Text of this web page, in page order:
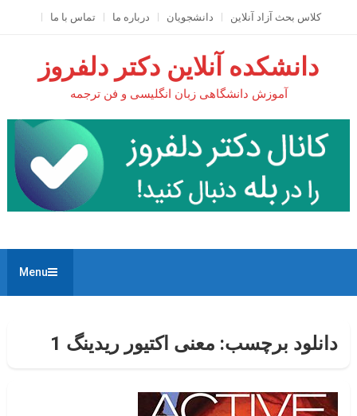
کلاس بحث آزاد آنلاين دانشجویان درباره ما تماس با ما
دانشکده آنلاین دکتر دلفروز
آموزش دانشگاهی زبان انگلیسی و فن ترجمه
Menu
دانلود برچسب: معنی اکتیور ریدینگ 1